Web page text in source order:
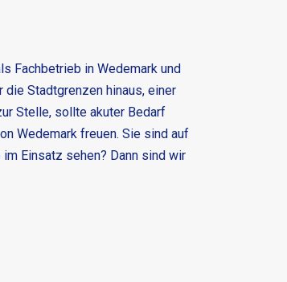
Fachbetrieb in Wedemark und
die Stadtgrenzen hinaus, einer
Stelle, sollte akuter Bedarf
Wedemark freuen. Sie sind auf
Einsatz sehen? Dann sind wir